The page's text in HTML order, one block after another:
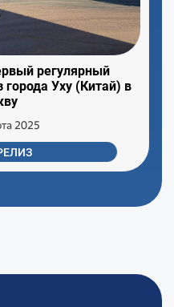
регулярный
Уху (Китай) в
2025